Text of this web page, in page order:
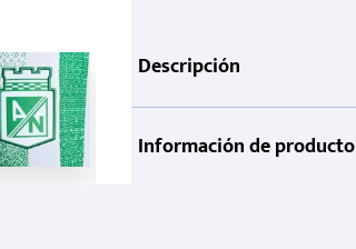
Descripción
Información de producto